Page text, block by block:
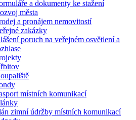
a dokumenty ke stažení
města
a pronájem nemovitostí
zakázky
poruch na veřejném osvětlení a
místních komunikací
zimní údržby místních komunikací